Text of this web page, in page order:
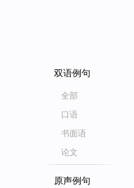
双语例句
全部
口语
书面语
论文
原声例句